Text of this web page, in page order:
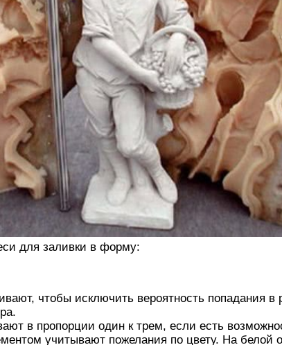
для заливки в форму:
чтобы исключить вероятность попадания в
в пропорции один к трем, если есть
учитывают пожелания по цвету. На белой